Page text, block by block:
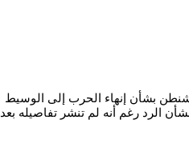
بشأن إنهاء الحرب إلى الوسيط
الرد رغم أنه لم تنشر تفاصيله بعد